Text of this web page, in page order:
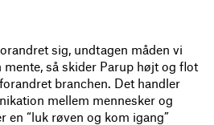
sig, undtagen måden vi
så skider Parup højt og flot
branchen. Det handler
mellem mennesker og
en “luk røven og kom igang”